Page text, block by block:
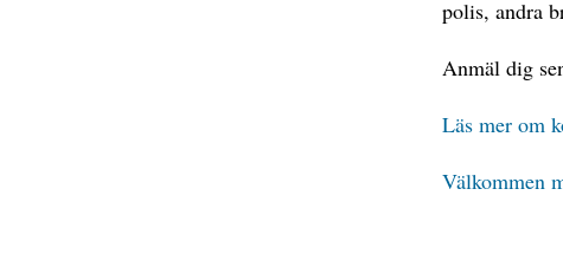
polis, andra
Anmäl dig
Läs mer om
Välkommen